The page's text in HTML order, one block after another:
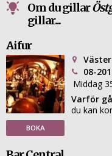
Om du gillar
gillar...
Aifur
BOKA
08-
Middag
Varför
du kan